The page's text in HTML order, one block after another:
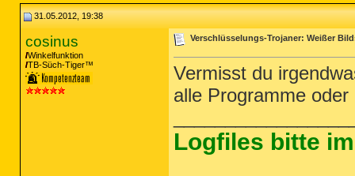
31.05.2012, 19:38
cosinus
Winkelfunktion
TB-Süch-Tiger™
Verschlüsselungs-Trojaner: Weißer
Vermisst du
alle Programme
Logfiles bitte